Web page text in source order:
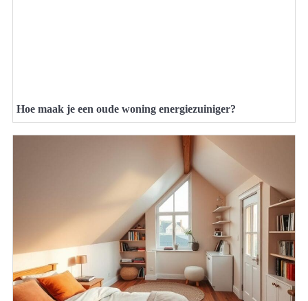
Hoe maak je een oude woning energiezuiniger?